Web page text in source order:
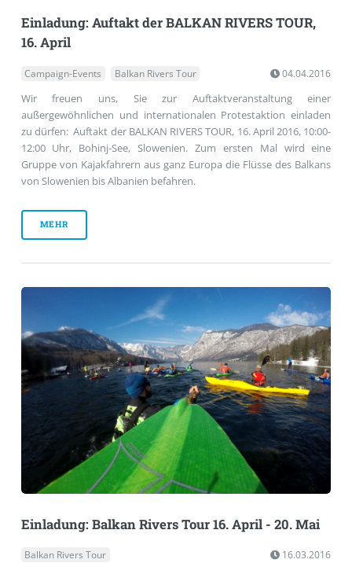
Einladung: Auftakt der BALKAN RIVERS TOUR,
16. April
Campaign-Events Balkan Rivers Tour 04.04.2016
Wir freuen uns, Sie zur Auftaktveranstaltung einer
außergewöhnlichen und internationalen Protestaktion einladen
zu dürfen: Auftakt der BALKAN RIVERS TOUR, 16. April 2016, 10:00-
12:00 Uhr, Bohinj-See, Slowenien. Zum ersten Mal wird eine
Gruppe von Kajakfahrern aus ganz Europa die Flüsse des Balkans
von Slowenien bis Albanien befahren.
MEHR
Einladung: Balkan Rivers Tour 16. April - 20. Mai
Balkan Rivers Tour 16.03.2016